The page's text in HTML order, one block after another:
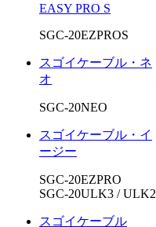
EASY PRO S
SGC-20EZPROS
スゴイケーブル・ネ
オ
SGC-20NEO
スゴイケーブル・イ
ージー
SGC-20EZPRO
SGC-20ULK3 / ULK2
スゴイケーブル